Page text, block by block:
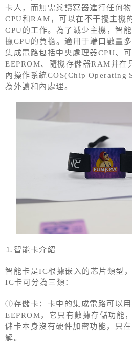
卡人，而無需與讀寫器進行任何
CPU和RAM，可以在不干擾主機
CPU的工作。為了減少主機，智
據CPU的負擔。適用于端口數量
集成電路包括中央處理器CPU、
EEPROM、隨機存儲器RAM并在
內操作系統COS(Chip Operating
為外讀和內處理。
⒈智能卡介紹
智能卡是IC根據嵌入的芯片類型
IC卡可分為三類：
①存儲卡：卡中的集成電路可以
EEPROM，它只有數據存儲功能
儲卡本身沒有硬件加密功能，只
解。